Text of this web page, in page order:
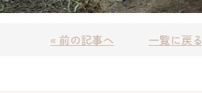
« 前の記事へ 一覧に戻る